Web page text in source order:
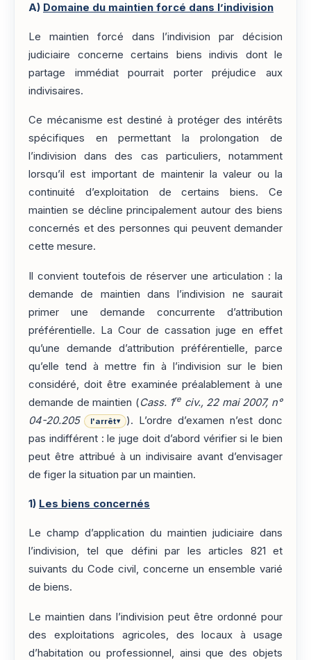
A) Domaine du maintien forcé dans l’indivision
Le maintien forcé dans l’indivision par décision
judiciaire concerne certains biens indivis dont le
partage immédiat pourrait porter préjudice aux
indivisaires.
Ce mécanisme est destiné à protéger des intérêts
spécifiques en permettant la prolongation de
l’indivision dans des cas particuliers, notamment
lorsqu’il est important de maintenir la valeur ou la
continuité d’exploitation de certains biens. Ce
maintien se décline principalement autour des biens
concernés et des personnes qui peuvent demander
cette mesure.
Il convient toutefois de réserver une articulation : la
demande de maintien dans l’indivision ne saurait
primer une demande concurrente d’attribution
préférentielle. La Cour de cassation juge en effet
qu’une demande d’attribution préférentielle, parce
qu’elle tend à mettre fin à l’indivision sur le bien
considéré, doit être examinée préalablement à une
demande de maintien (Cass. 1re civ., 22 mai 2007, n°
04-20.205
l'arrêt▾
). L’ordre d’examen n’est donc
pas indifférent : le juge doit d’abord vérifier si le bien
peut être attribué à un indivisaire avant d’envisager
de figer la situation par un maintien.
1) Les biens concernés
Le champ d’application du maintien judiciaire dans
l’indivision, tel que défini par les articles 821 et
suivants du Code civil, concerne un ensemble varié
de biens.
Le maintien dans l’indivision peut être ordonné pour
des exploitations agricoles, des locaux à usage
d’habitation ou professionnel, ainsi que des objets